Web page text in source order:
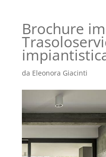
Brochure
da Eleonora Giacinti